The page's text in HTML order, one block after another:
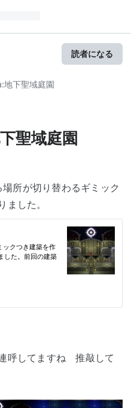
読者になる
下聖域庭園
聖域庭園
所が切り替わるギミック
ました。
呼してますね 推敲して